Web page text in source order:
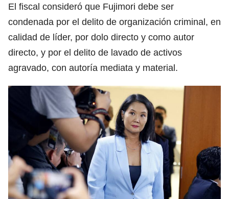
El fiscal consideró que Fujimori debe ser
condenada por el delito de organización criminal, en
calidad de líder, por dolo directo y como autor
directo, y por el delito de lavado de activos
agravado, con autoría mediata y material.